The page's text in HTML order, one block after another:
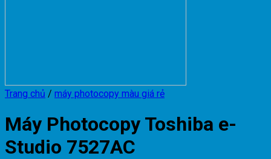
Trang chủ / máy photocopy màu giá rẻ
Máy Photocopy Toshiba e-
Studio 7527AC